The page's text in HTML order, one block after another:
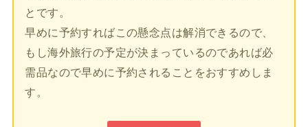
とです。
早めに予約すればこの懸念点は解消できるので、
もし海外旅行の予定が決まっているのであれば必
需品なので早めに予約されることをおすすめしま
す。